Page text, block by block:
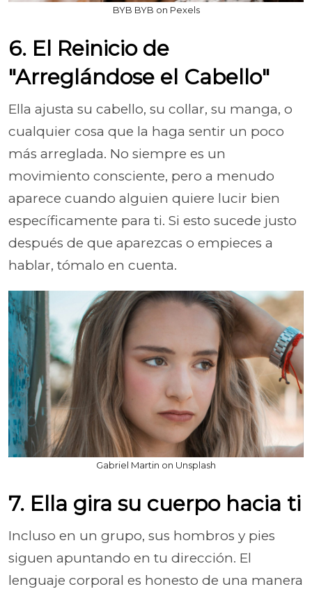
BYB BYB on Pexels
6. El Reinicio de
"Arreglándose el Cabello"
Ella ajusta su cabello, su collar, su manga, o
cualquier cosa que la haga sentir un poco
más arreglada. No siempre es un
movimiento consciente, pero a menudo
aparece cuando alguien quiere lucir bien
específicamente para ti. Si esto sucede justo
después de que aparezcas o empieces a
hablar, tómalo en cuenta.
Gabriel Martin on Unsplash
7. Ella gira su cuerpo hacia ti
Incluso en un grupo, sus hombros y pies
siguen apuntando en tu dirección. El
lenguaje corporal es honesto de una manera